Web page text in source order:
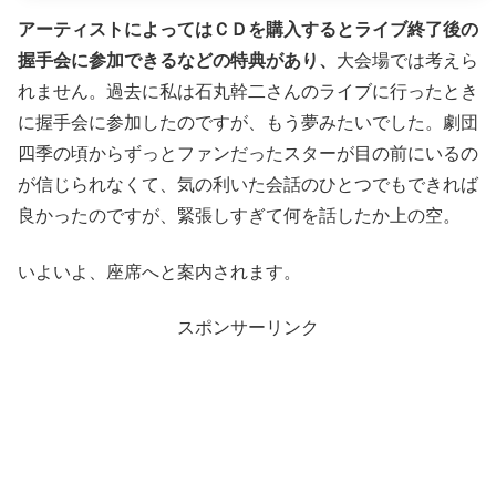
アーティストによってはＣＤを購入するとライブ終了後の
握手会に参加できるなどの特典があり、 大会場では考えら
れません。過去に私は石丸幹二さんのライブに行ったとき
に握手会に参加したのですが、もう夢みたいでした。劇団
四季の頃からずっとファンだったスターが目の前にいるの
が信じられなくて、気の利いた会話のひとつでもできれば
良かったのですが、緊張しすぎて何を話したか上の空。
いよいよ、座席へと案内されます。
スポンサーリンク